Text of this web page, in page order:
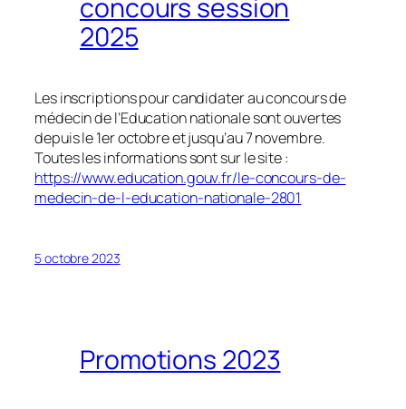
concours session
2025
Les inscriptions pour candidater au concours de
médecin de l’Education nationale sont ouvertes
depuis le 1er octobre et jusqu’au 7 novembre.
Toutes les informations sont sur le site :
https://www.education.gouv.fr/le-concours-de-
medecin-de-l-education-nationale-2801
5 octobre 2023
Promotions 2023